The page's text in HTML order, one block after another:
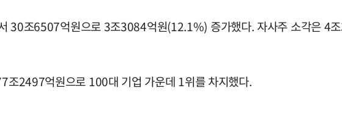
30조6507억원으로 3조3084억원(12.1%) 증가했다. 자사주 소각은
조2497억원으로 100대 기업 가운데 1위를 차지했다.